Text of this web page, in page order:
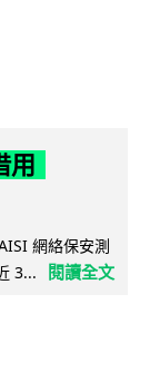
網絡保安測
3...
閱讀全文